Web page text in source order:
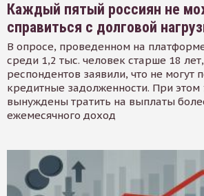
Каждый пятый россиян не
справиться с долговой
В опросе, проведенном на
среди 1,2 тыс. человек старше 18
респондентов заявили, что не могут
кредитные задолженности. При
вынуждены тратить на выплаты
ежемесячного доход